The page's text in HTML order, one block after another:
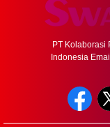
PT Kolaborasi
Indonesia